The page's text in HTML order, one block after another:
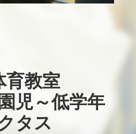
育教室
児～低学年
タス